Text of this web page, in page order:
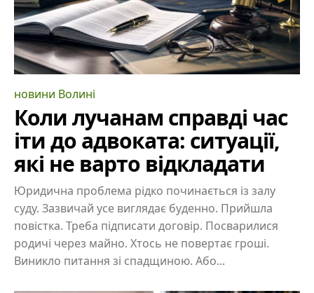
новини Волині
Коли лучанам справді час
іти до адвоката: ситуації,
які не варто відкладати
Юридична проблема рідко починається із залу
суду. Зазвичай усе виглядає буденно. Прийшла
повістка. Треба підписати договір. Посварилися
родичі через майно. Хтось не повертає гроші.
Виникло питання зі спадщиною. Або...